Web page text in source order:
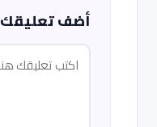
أضف تعليقك